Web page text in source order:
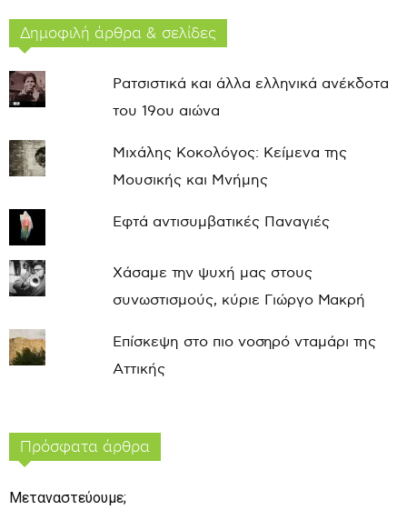
Δημοφιλή άρθρα & σελίδες
Ρατσιστικά και άλλα ελληνικά ανέκδοτα
του 19ου αιώνα
Μιχάλης Κοκολόγος: Κείμενα της
Μουσικής και Μνήμης
Εφτά αντισυμβατικές Παναγιές
Χάσαμε την ψυχή μας στους
συνωστισμούς, κύριε Γιώργο Μακρή
Επίσκεψη στο πιο νοσηρό νταμάρι της
Αττικής
Πρόσφατα άρθρα
Μεταναστεύουμε;